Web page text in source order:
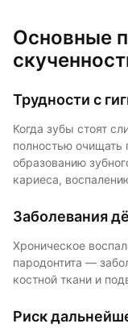
Основные
Трудности с
Когда зубы стоят
полностью очищать
образованию
кариеса,
Заболевания
Хроническое
пародонтита —
костной ткани и
Риск